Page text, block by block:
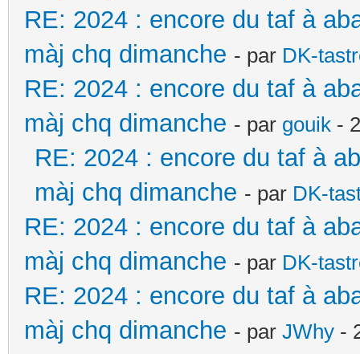
RE: 2024 : encore du taf à
màj chq dimanche - par DK-
RE: 2024 : encore du taf à
màj chq dimanche - par gouik -
RE: 2024 : encore du taf à
màj chq dimanche - par DK-
RE: 2024 : encore du taf à
màj chq dimanche - par DK-
RE: 2024 : encore du taf à
màj chq dimanche - par JWhy -